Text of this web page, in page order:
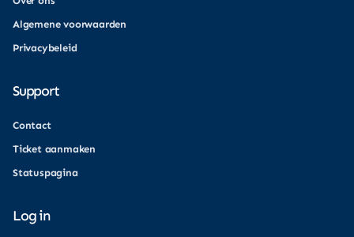
Algemene voorwaarden
Privacybeleid
Support
Contact
Ticket aanmaken
Statuspagina
Log in